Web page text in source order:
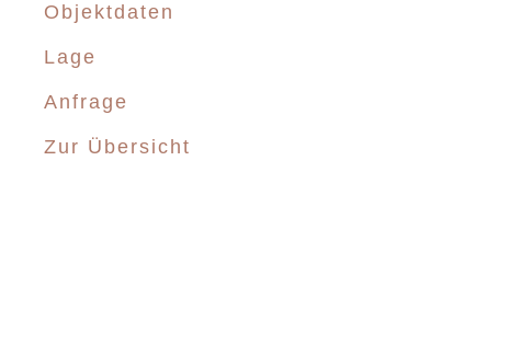
Objektdaten
Lage
Anfrage
Zur Übersicht